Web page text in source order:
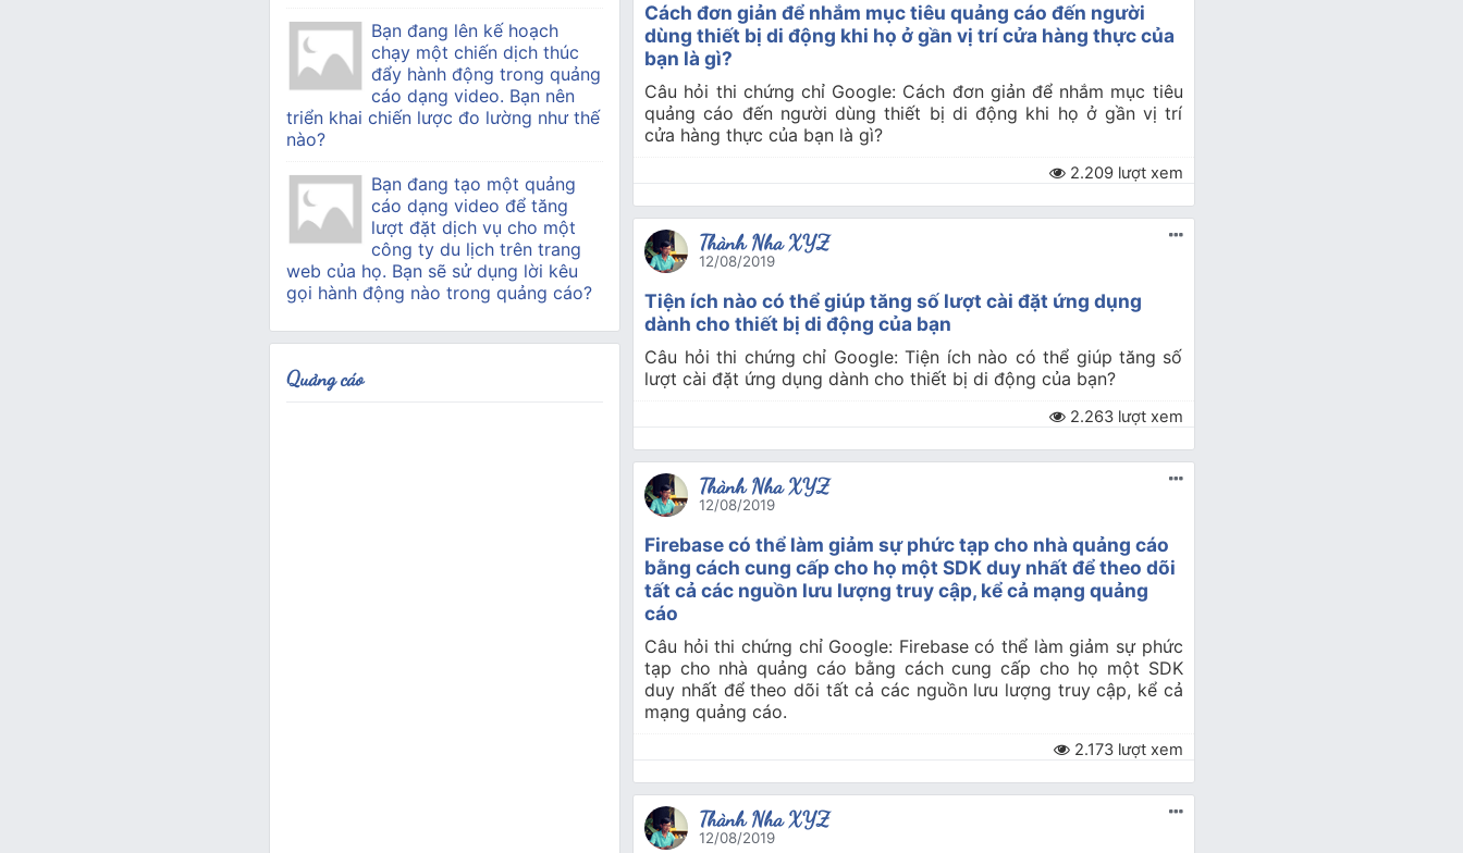
Cách đơn giản để nhắm mục tiêu quảng cáo đến người
dùng thiết bị di động khi họ ở gần vị trí cửa hàng thực của
bạn là gì?
Câu hỏi thi chứng chỉ Google: Cách đơn giản để nhắm mục tiêu
quảng cáo đến người dùng thiết bị di động khi họ ở gần vị trí
cửa hàng thực của bạn là gì?
2.209 lượt xem
Thành Nha XYZ
12/08/2019
Tiện ích nào có thể giúp tăng số lượt cài đặt ứng dụng
dành cho thiết bị di động của bạn
Câu hỏi thi chứng chỉ Google: Tiện ích nào có thể giúp tăng số
lượt cài đặt ứng dụng dành cho thiết bị di động của bạn?
2.263 lượt xem
Thành Nha XYZ
12/08/2019
Firebase có thể làm giảm sự phức tạp cho nhà quảng cáo
bằng cách cung cấp cho họ một SDK duy nhất để theo dõi
tất cả các nguồn lưu lượng truy cập, kể cả mạng quảng
cáo
Câu hỏi thi chứng chỉ Google: Firebase có thể làm giảm sự phức
tạp cho nhà quảng cáo bằng cách cung cấp cho họ một SDK
duy nhất để theo dõi tất cả các nguồn lưu lượng truy cập, kể cả
mạng quảng cáo.
2.173 lượt xem
Thành Nha XYZ
12/08/2019
Bạn đang lên kế hoạch
chạy một chiến dịch thúc
đẩy hành động trong quảng
cáo dạng video. Bạn nên
triển khai chiến lược đo lường như thế
nào?
Bạn đang tạo một quảng
cáo dạng video để tăng
lượt đặt dịch vụ cho một
công ty du lịch trên trang
web của họ. Bạn sẽ sử dụng lời kêu
gọi hành động nào trong quảng cáo?
Quảng cáo